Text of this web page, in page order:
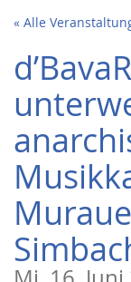
Zum
Inhalt
springen
« Alle